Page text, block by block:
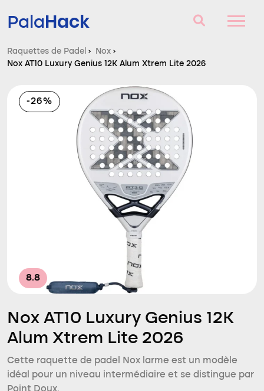
PalaHack
Raquettes de Padel
Questions et réponses
Comparateur
Raquettes de Padel › Nox ›
Nox AT10 Luxury Genius 12K Alum Xtrem Lite 2026
-26%
8.8
Nox AT10 Luxury Genius 12K
Alum Xtrem Lite 2026
Cette raquette de padel Nox larme est un modèle
idéal pour un niveau intermédiaire et se distingue par